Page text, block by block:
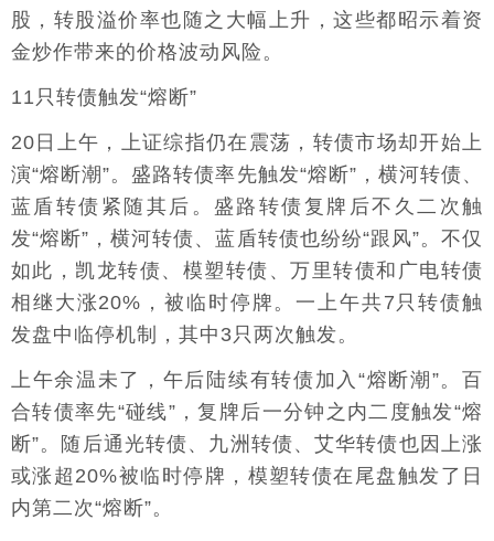
股，转股溢价率也随之大幅上升，这些都昭示着资
金炒作带来的价格波动风险。
11只转债触发“熔断”
20日上午，上证综指仍在震荡，转债市场却开始上
演“熔断潮”。盛路转债率先触发“熔断”，横河转债、
蓝盾转债紧随其后。盛路转债复牌后不久二次触
发“熔断”，横河转债、蓝盾转债也纷纷“跟风”。不仅
如此，凯龙转债、模塑转债、万里转债和广电转债
相继大涨20%，被临时停牌。一上午共7只转债触
发盘中临停机制，其中3只两次触发。
上午余温未了，午后陆续有转债加入“熔断潮”。百
合转债率先“碰线”，复牌后一分钟之内二度触发“熔
断”。随后通光转债、九洲转债、艾华转债也因上涨
或涨超20%被临时停牌，模塑转债在尾盘触发了日
内第二次“熔断”。